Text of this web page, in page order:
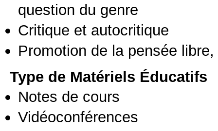
question du genre
Critique et autocritique
Promotion de la pensée
Type de Matériels Éducatifs
Notes de cours
Vidéoconférences